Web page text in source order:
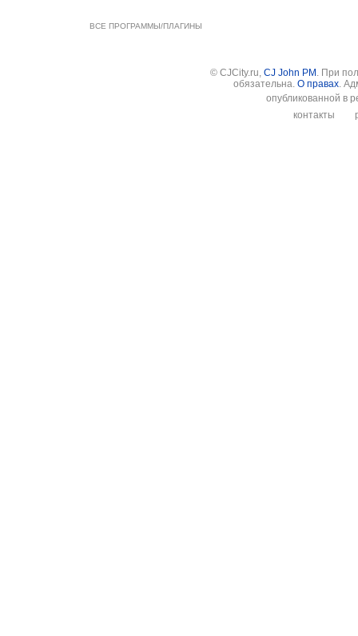
ВСЕ ПРОГРАММЫ/ПЛАГИНЫ
© CJCity.ru, CJ John PM . При
обязательна. О правах.
опубликованной в
контакты